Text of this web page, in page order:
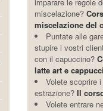
miscelazione?
miscelazione del
Puntate alle
stupire i vostri
con il capuccino?
latte art e
Volete scoprire
estrazione? Il
Volete entrare